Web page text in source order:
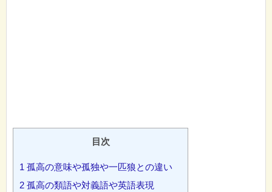
目次
1 孤高の意味や孤独や一匹狼との違い
2 孤高の類語や対義語や英語表現